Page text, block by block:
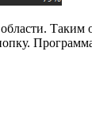
Таким